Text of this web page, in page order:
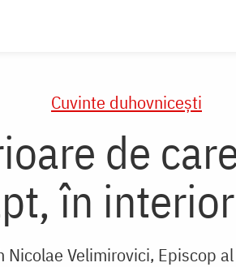
Cuvinte duhovnicești
de
în
Nicolae Velimirovici, Episcop